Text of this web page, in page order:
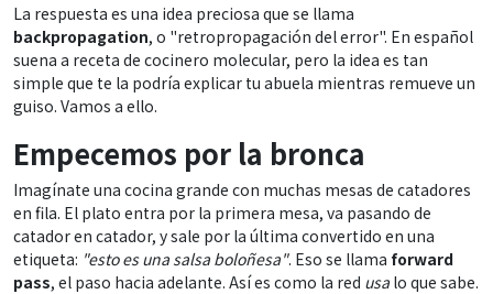
La respuesta es una idea preciosa que se llama
backpropagation, o "retropropagación del error". En español
suena a receta de cocinero molecular, pero la idea es tan
simple que te la podría explicar tu abuela mientras remueve un
guiso. Vamos a ello.
Empecemos por la bronca
Imagínate una cocina grande con muchas mesas de catadores
en fila. El plato entra por la primera mesa, va pasando de
catador en catador, y sale por la última convertido en una
etiqueta: "esto es una salsa boloñesa". Eso se llama forward
pass, el paso hacia adelante. Así es como la red usa lo que sabe.